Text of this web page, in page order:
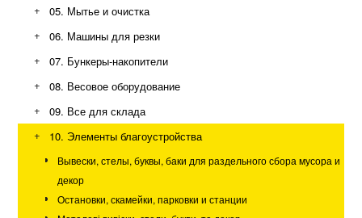
Ленточные конвейеры
Шнековые конвейеры
+
05. Мытье и очистка
+
06. Машины для резки
+
07. Бункеры-накопители
+
08. Весовое оборудование
+
09. Все для склада
+
10. Элементы благоустройства
Вывески, стелы, буквы, баки для раздельного сбора мусора и
декор
Остановки, скамейки, парковки и станции